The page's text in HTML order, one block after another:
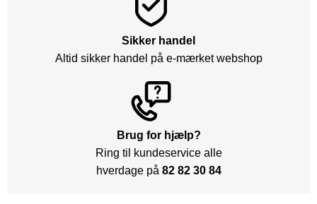
Sikker handel
Altid sikker handel på e-mærket webshop
Brug for hjælp?
Ring til kundeservice alle
hverdage på 82 82 30 84